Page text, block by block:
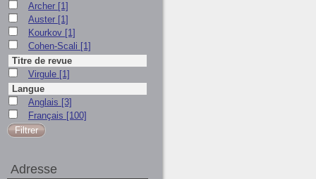
Archer [1]
Auster [1]
Kourkov [1]
Cohen-Scali [1]
Titre de revue
Virgule [1]
Langue
Anglais [3]
Français [100]
Adresse